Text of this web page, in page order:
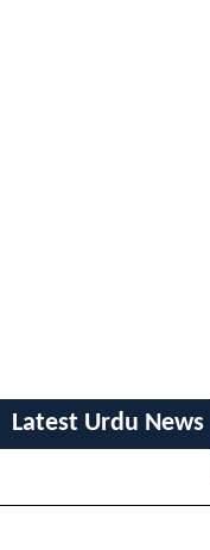
Latest Urdu News